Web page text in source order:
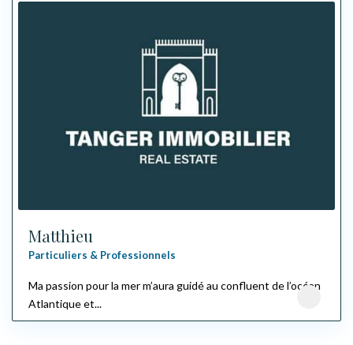
Matthieu
Particuliers & Professionnels
Ma passion pour la mer m’aura guidé au confluent de l’océan
Atlantique et...